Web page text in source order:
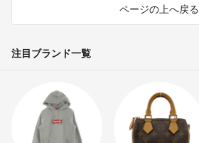
ページの上へ戻る
注目ブランド一覧